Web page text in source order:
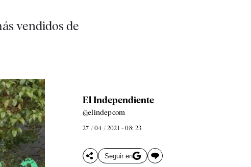
vendidos de
El Independiente
@elindepcom
27 / 04 / 2021 - 08: 23
Seguir en